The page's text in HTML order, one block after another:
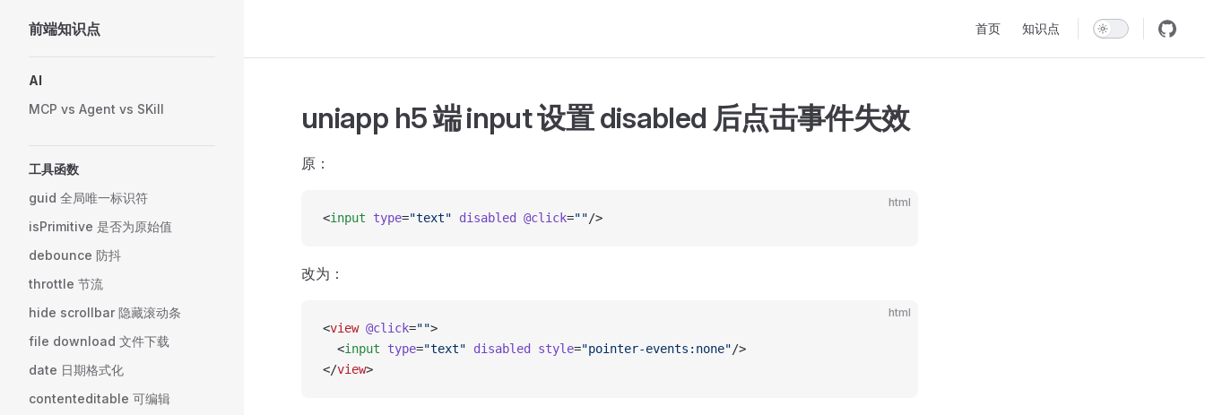
Skip to content
前端知识点 首页 知识点
AI
MCP vs Agent vs SKill
工具函数
guid 全局唯一标识符
isPrimitive 是否为原始值
debounce 防抖
throttle 节流
hide scrollbar 隐藏滚动条
file download 文件下载
date 日期格式化
contenteditable 可编辑
uniapp h5 端 input 设置 disabled 后点击事件失效
原：
html
<input type="text" disabled @click=""/>
改为：
html
<view @click="">
  <
input type="text" disabled style="pointer-events:none"/>
</view>